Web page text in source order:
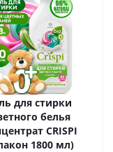
для стирки
белья
CRISPI
1800 мл)